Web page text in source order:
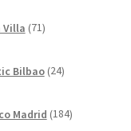
Villa 71izdelkov
Bilbao 24izdelkov
Madrid 184izdelkov